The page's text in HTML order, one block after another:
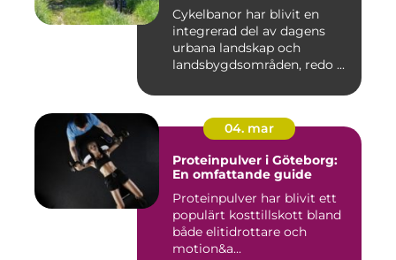
Cykelbanor har blivit en
integrerad del av dagens
urbana landskap och
landsbygdsområden, redo ...
04. mar
Proteinpulver i Göteborg:
En omfattande guide
Proteinpulver har blivit ett
populärt kosttillskott bland
både elitidrottare och
motion&a...